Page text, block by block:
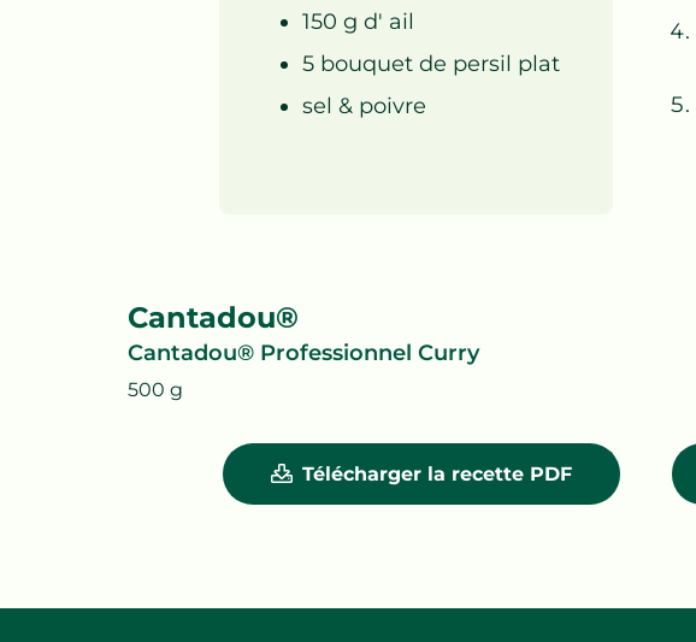
150 g d' ail
5 bouquet de persil plat
sel & poivre
Cantadou®
Cantadou® Professionnel Curry
500 g
Télécharger la recette PDF